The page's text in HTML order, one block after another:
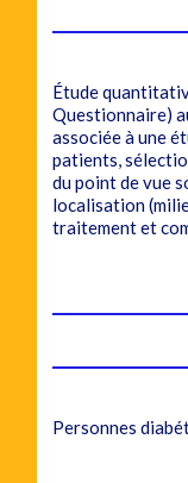
Étude
Questionnaire)
associée à une
patients,
du point de vue
localisation
traitement et
Personnes